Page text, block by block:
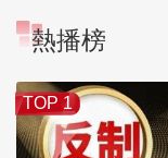
熱播榜
TOP 1